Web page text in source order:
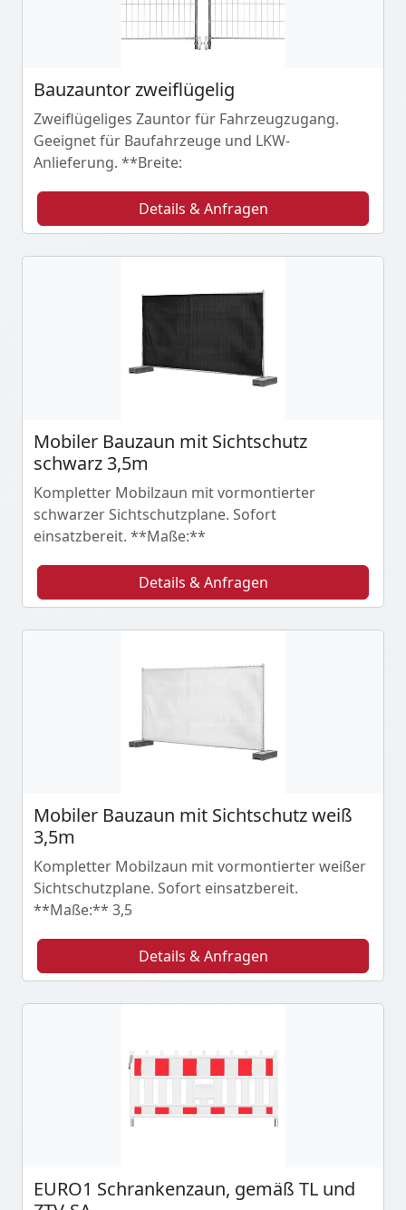
Bauzauntor zweiflügelig
Zweiflügeliges Zauntor für Fahrzeugzugang.
Geeignet für Baufahrzeuge und LKW-
Anlieferung. **Breite:
Details & Anfragen
Mobiler Bauzaun mit Sichtschutz
schwarz 3,5m
Kompletter Mobilzaun mit vormontierter
schwarzer Sichtschutzplane. Sofort
einsatzbereit. **Maße:**
Details & Anfragen
Mobiler Bauzaun mit Sichtschutz weiß
3,5m
Kompletter Mobilzaun mit vormontierter weißer
Sichtschutzplane. Sofort einsatzbereit.
**Maße:** 3,5
Details & Anfragen
EURO1 Schrankenzaun, gemäß TL und